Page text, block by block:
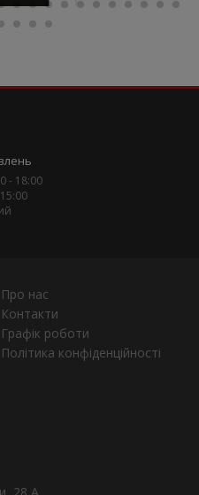
- 18:00
Про нас
Контакти
Графік роботи
Політика конфіденційності